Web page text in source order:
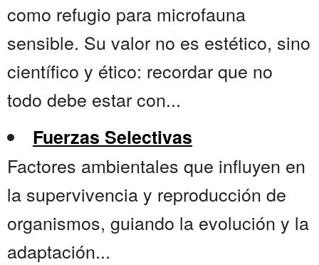
como refugio para microfauna
sensible. Su valor no es estético, sino
científico y ético: recordar que no
todo debe estar con...
Fuerzas Selectivas
Factores ambientales que influyen en
la supervivencia y reproducción de
organismos, guiando la evolución y la
adaptación...